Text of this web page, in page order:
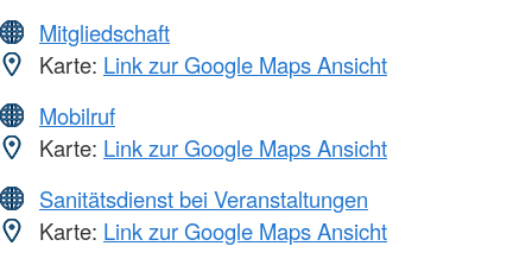
Mitgliedschaft
Karte: Link zur Google Maps Ansicht
Mobilruf
Karte: Link zur Google Maps Ansicht
Sanitätsdienst bei Veranstaltungen
Karte: Link zur Google Maps Ansicht